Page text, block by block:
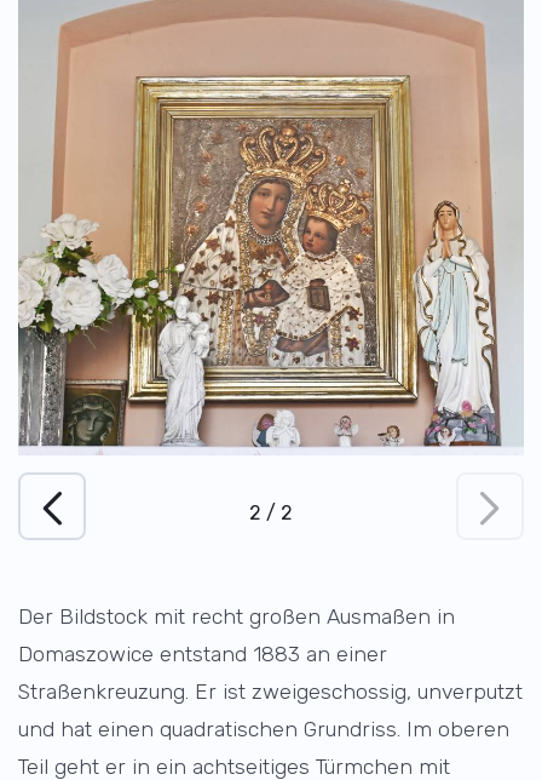
2 / 2
Der Bildstock mit recht großen Ausmaßen in
Domaszowice entstand 1883 an einer
Straßenkreuzung. Er ist zweigeschossig, unverputzt
und hat einen quadratischen Grundriss. Im oberen
Teil geht er in ein achtseitiges Türmchen mit